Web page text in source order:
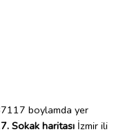
boylamda yer
Sokak haritası İzmir ili